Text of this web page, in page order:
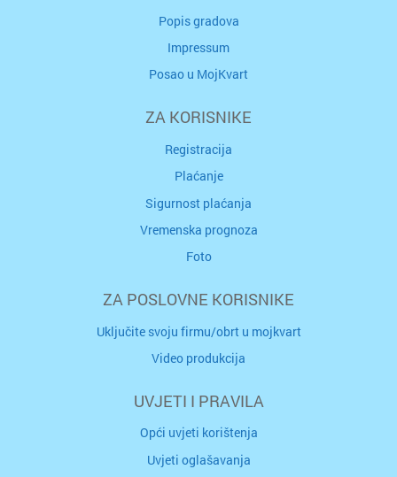
Popis gradova
Impressum
Posao u MojKvart
ZA KORISNIKE
Registracija
Plaćanje
Sigurnost plaćanja
Vremenska prognoza
Foto
ZA POSLOVNE KORISNIKE
Uključite svoju firmu/obrt u mojkvart
Video produkcija
UVJETI I PRAVILA
Opći uvjeti korištenja
Uvjeti oglašavanja